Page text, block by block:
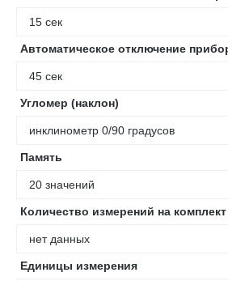
15 сек
Автоматическое отключение
45 сек
Угломер (наклон)
инклинометр 0/90 градусов
Память
20 значений
Количество измерений на
нет данных
Единицы измерения